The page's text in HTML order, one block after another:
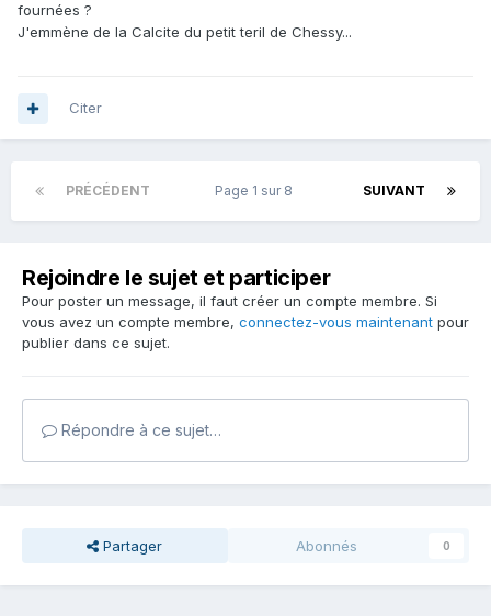
fournées ?
J'emmène de la Calcite du petit teril de Chessy...
Citer
PRÉCÉDENT SUIVANT
Page 1 sur 8
Rejoindre le sujet et participer
Pour poster un message, il faut créer un compte membre. Si
vous avez un compte membre, connectez-vous maintenant pour
publier dans ce sujet.
Répondre à ce sujet…
Partager Abonnés 0